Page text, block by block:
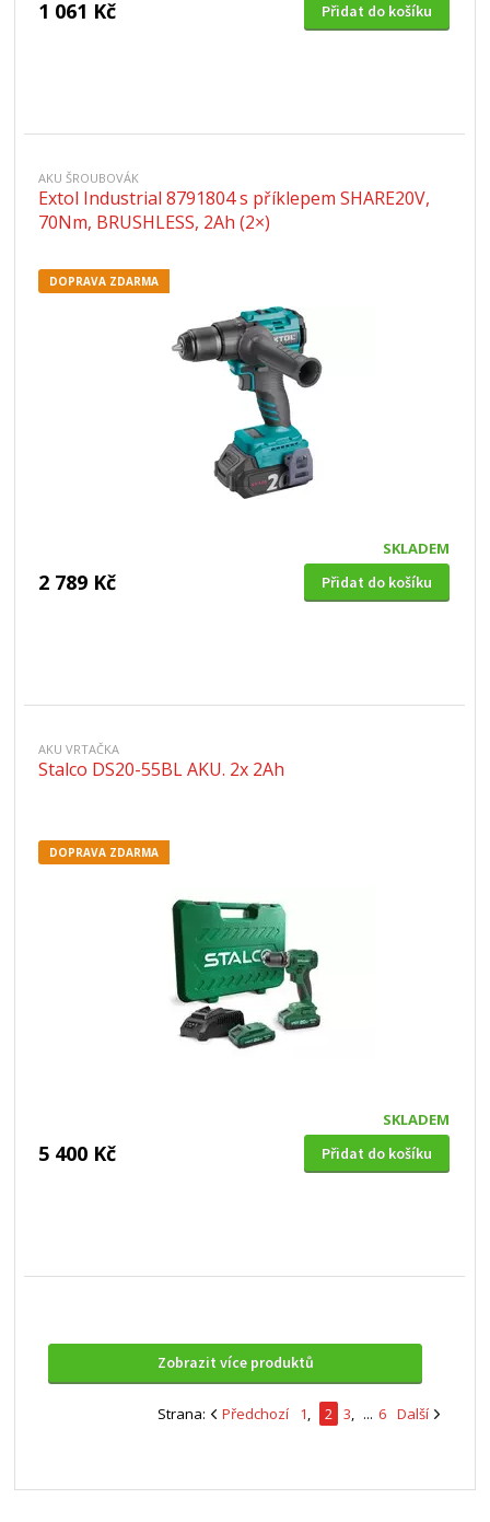
1 061 Kč Přidat do košíku
AKU ŠROUBOVÁK
Extol Industrial 8791804 s příklepem SHARE20V,
70Nm, BRUSHLESS, 2Ah (2×)
DOPRAVA ZDARMA
SKLADEM
2 789 Kč Přidat do košíku
AKU VRTAČKA
Stalco DS20-55BL AKU. 2x 2Ah
DOPRAVA ZDARMA
SKLADEM
5 400 Kč Přidat do košíku
Zobrazit více produktů
Strana: Předchozí 1, 2 3, ... 6 Další